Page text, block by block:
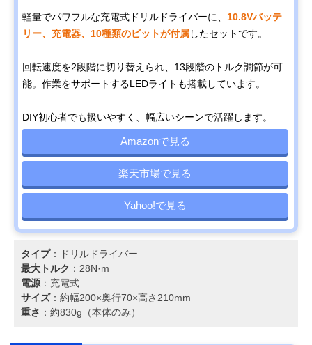
軽量でパワフルな充電式ドリルドライバーに、 10.8Vバッテ
リー、充電器、10種類のビットが付属したセットです。
回転速度を2段階に切り替えられ、13段階のトルク調節が可
能。作業をサポートするLEDライトも搭載しています。
DIY初心者でも扱いやすく、幅広いシーンで活躍します。
Amazonで見る
楽天市場で見る
Yahoo!で見る
タイプ：ドリルドライバー
最大トルク ：28N·m
電源 ：充電式
サイズ：約幅200×奥行70×高さ210mm
重さ ：約830g（本体のみ）